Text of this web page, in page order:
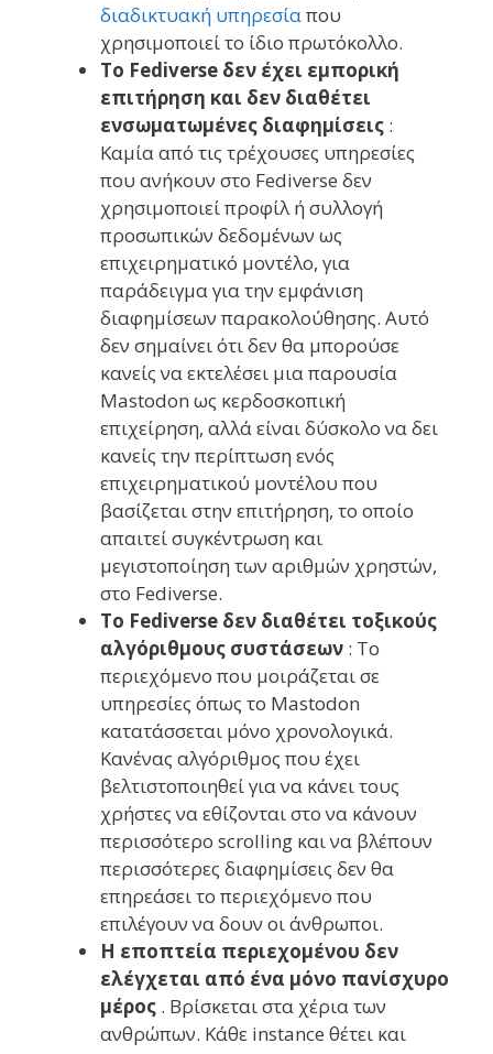
διαδικτυακή υπηρεσίαπου
χρησιμοποιεί το ίδιο πρωτόκολλο.
Το Fediverse δεν έχει εμπορική
επιτήρηση και δεν διαθέτει
ενσωματωμένες διαφημίσεις :
Καμία από τις τρέχουσες υπηρεσίες
που ανήκουν στο Fediverse δεν
χρησιμοποιεί προφίλ ή συλλογή
προσωπικών δεδομένων ως
επιχειρηματικό μοντέλο, για
παράδειγμα για την εμφάνιση
διαφημίσεων παρακολούθησης. Αυτό
δεν σημαίνει ότι δεν θα μπορούσε
κανείς να εκτελέσει μια παρουσία
Mastodon ως κερδοσκοπική
επιχείρηση, αλλά είναι δύσκολο να δει
κανείς την περίπτωση ενός
επιχειρηματικού μοντέλου που
βασίζεται στην επιτήρηση, το οποίο
απαιτεί συγκέντρωση και
μεγιστοποίηση των αριθμών χρηστών,
στο Fediverse.
Το Fediverse δεν διαθέτει τοξικούς
αλγόριθμους συστάσεων : Το
περιεχόμενο που μοιράζεται σε
υπηρεσίες όπως το Mastodon
κατατάσσεται μόνο χρονολογικά.
Κανένας αλγόριθμος που έχει
βελτιστοποιηθεί για να κάνει τους
χρήστες να εθίζονται στο να κάνουν
περισσότερο scrolling και να βλέπουν
περισσότερες διαφημίσεις δεν θα
επηρεάσει το περιεχόμενο που
επιλέγουν να δουν οι άνθρωποι.
Η εποπτεία περιεχομένου δεν
ελέγχεται από ένα μόνο πανίσχυρο
μέρος . Βρίσκεται στα χέρια των
ανθρώπων. Κάθε instance θέτει και